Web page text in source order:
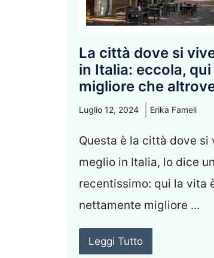
La città dove si
in Italia: eccola,
migliore che
Luglio 12, 2024 Erika Fameli
Questa è la città dove si
meglio in Italia, lo dice
recentissimo: qui la vita
nettamente migliore ...
Leggi Tutto